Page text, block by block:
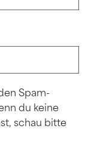
Spam-
du keine
schau bitte